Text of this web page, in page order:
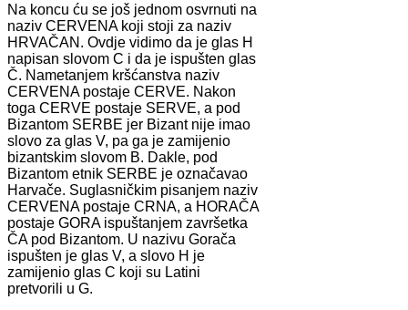
Na koncu ću se još jednom osvrnuti na
naziv CERVENA koji stoji za naziv
HRVAČAN. Ovdje vidimo da je glas H
napisan slovom C i da je ispušten glas
Č. Nametanjem kršćanstva naziv
CERVENA postaje CERVE. Nakon
toga CERVE postaje SERVE, a pod
Bizantom SERBE jer Bizant nije imao
slovo za glas V, pa ga je zamijenio
bizantskim slovom B. Dakle, pod
Bizantom etnik SERBE je označavao
Harvače. Suglasničkim pisanjem naziv
CERVENA postaje CRNA, a HORAČA
postaje GORA ispuštanjem završetka
ČA pod Bizantom. U nazivu Gorača
ispušten je glas V, a slovo H je
zamijenio glas C koji su Latini
pretvorili u G.